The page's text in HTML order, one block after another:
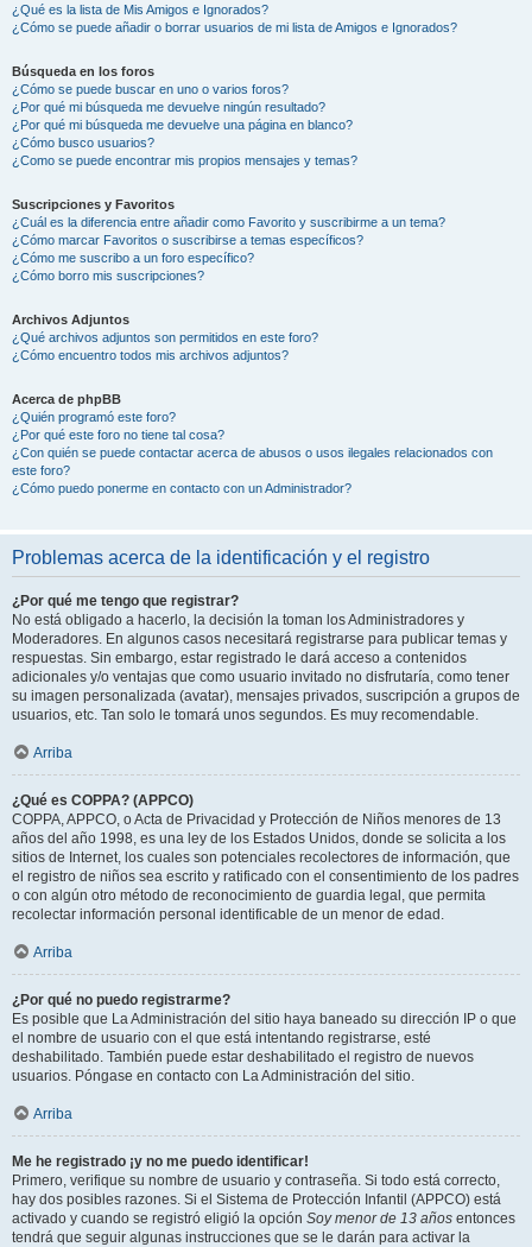
¿Qué es la lista de Mis Amigos e Ignorados?
¿Cómo se puede añadir o borrar usuarios de mi lista de Amigos e Ignorados?
Búsqueda en los foros
¿Cómo se puede buscar en uno o varios foros?
¿Por qué mi búsqueda me devuelve ningún resultado?
¿Por qué mi búsqueda me devuelve una página en blanco?
¿Cómo busco usuarios?
¿Como se puede encontrar mis propios mensajes y temas?
Suscripciones y Favoritos
¿Cuál es la diferencia entre añadir como Favorito y suscribirme a un tema?
¿Cómo marcar Favoritos o suscribirse a temas específicos?
¿Cómo me suscribo a un foro específico?
¿Cómo borro mis suscripciones?
Archivos Adjuntos
¿Qué archivos adjuntos son permitidos en este foro?
¿Cómo encuentro todos mis archivos adjuntos?
Acerca de phpBB
¿Quién programó este foro?
¿Por qué este foro no tiene tal cosa?
¿Con quién se puede contactar acerca de abusos o usos ilegales relacionados con
este foro?
¿Cómo puedo ponerme en contacto con un Administrador?
Problemas acerca de la identificación y el registro
¿Por qué me tengo que registrar?
No está obligado a hacerlo, la decisión la toman los Administradores y
Moderadores. En algunos casos necesitará registrarse para publicar temas y
respuestas. Sin embargo, estar registrado le dará acceso a contenidos
adicionales y/o ventajas que como usuario invitado no disfrutaría, como tener
su imagen personalizada (avatar), mensajes privados, suscripción a grupos de
usuarios, etc. Tan solo le tomará unos segundos. Es muy recomendable.
Arriba
¿Qué es COPPA? (APPCO)
COPPA, APPCO, o Acta de Privacidad y Protección de Niños menores de 13
años del año 1998, es una ley de los Estados Unidos, donde se solicita a los
sitios de Internet, los cuales son potenciales recolectores de información, que
el registro de niños sea escrito y ratificado con el consentimiento de los padres
o con algún otro método de reconocimiento de guardia legal, que permita
recolectar información personal identificable de un menor de edad.
Arriba
¿Por qué no puedo registrarme?
Es posible que La Administración del sitio haya baneado su dirección IP o que
el nombre de usuario con el que está intentando registrarse, esté
deshabilitado. También puede estar deshabilitado el registro de nuevos
usuarios. Póngase en contacto con La Administración del sitio.
Arriba
Me he registrado ¡y no me puedo identificar!
Primero, verifique su nombre de usuario y contraseña. Si todo está correcto,
hay dos posibles razones. Si el Sistema de Protección Infantil (APPCO) está
activado y cuando se registró eligió la opción Soy menor de 13 años entonces
tendrá que seguir algunas instrucciones que se le darán para activar la